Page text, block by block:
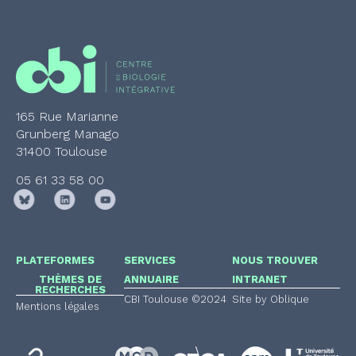
165 Rue Marianne
Grunberg Manago
31400 Toulouse
05 61 33 58 00
PLATEFORMES
THÈMES DE
RECHERCHES
Mentions légales
SERVICES
ANNUAIRE
CBI Toulouse ©2024
NOUS TROUVER
INTRANET
Site by Oblique